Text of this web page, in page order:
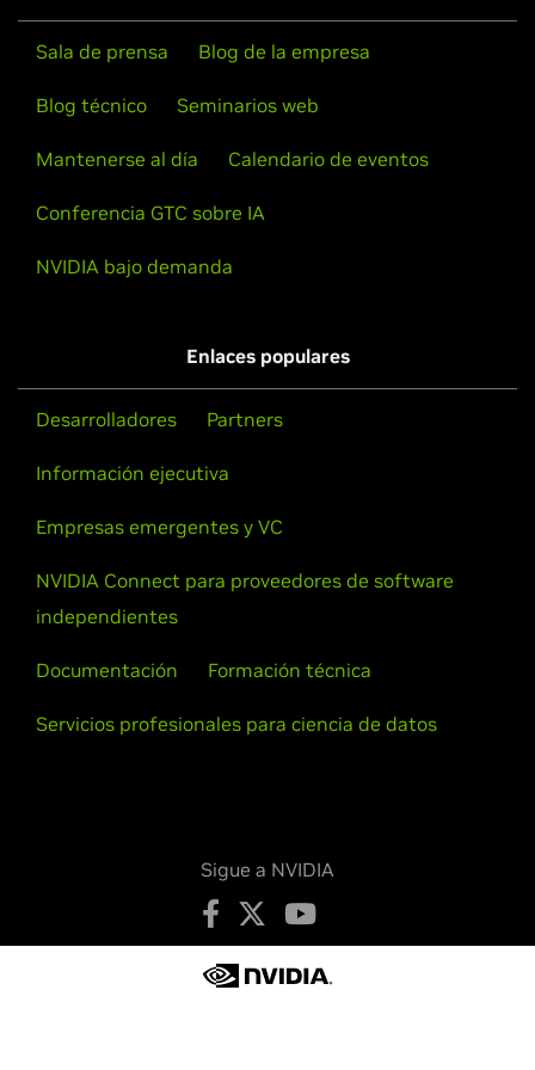
Procesamiento de 100 millones de filas de
datos en menos de 2 segundos con Polars
Polars GPU Engine ejecuta código de Polars en las
centro de datos hasta el perímetro.
Más información
Sala de prensa Blog de la empresa
Blog técnico Seminarios web
Mantenerse al día Calendario de eventos
Conferencia GTC sobre IA
NVIDIA bajo demanda
Enlaces populares
Desarrolladores Partners
Información ejecutiva
Empresas emergentes y VC
NVIDIA Connect para proveedores de software
independientes
Documentación Formación técnica
Servicios profesionales para ciencia de datos
Sigue a NVIDIA